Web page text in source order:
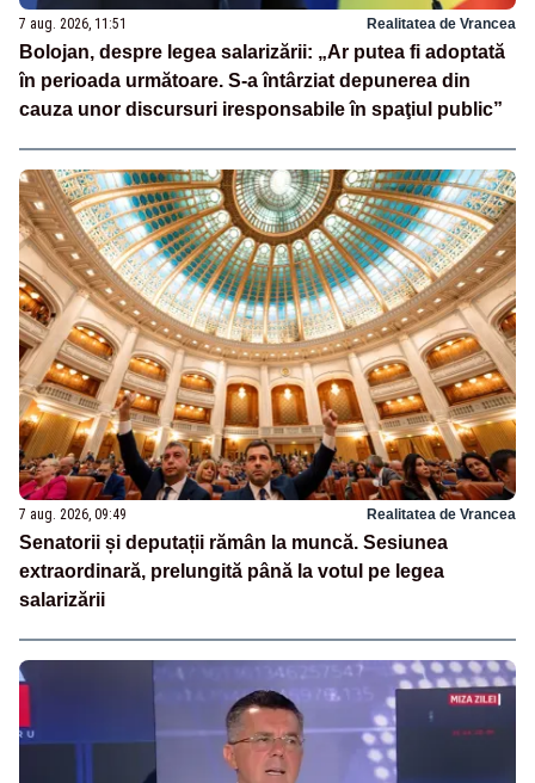
7 aug. 2026, 11:51 Realitatea de Vrancea
Bolojan, despre legea salarizării: „Ar putea fi adoptată
în perioada următoare. S-a întârziat depunerea din
cauza unor discursuri iresponsabile în spaţiul public”
7 aug. 2026, 09:49 Realitatea de Vrancea
Senatorii și deputații rămân la muncă. Sesiunea
extraordinară, prelungită până la votul pe legea
salarizării